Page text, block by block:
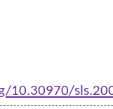
10.30970/